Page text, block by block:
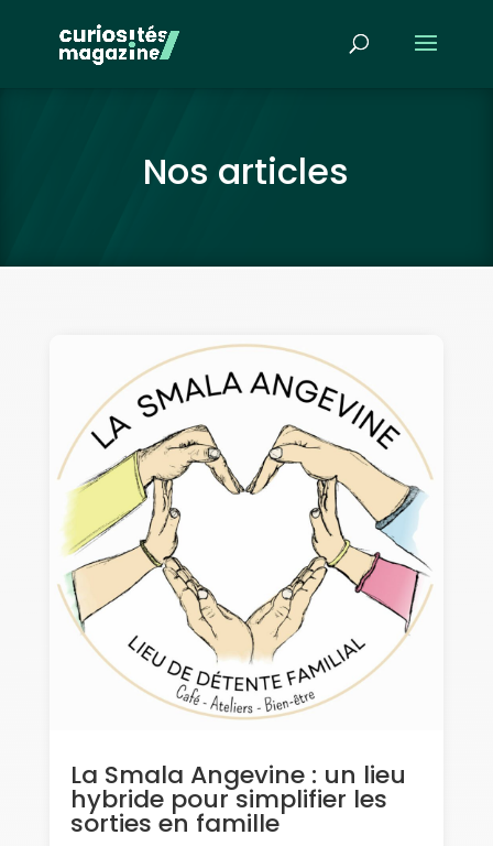
Nos articles
La Smala Angevine : un lieu
hybride pour simplifier les
sorties en famille